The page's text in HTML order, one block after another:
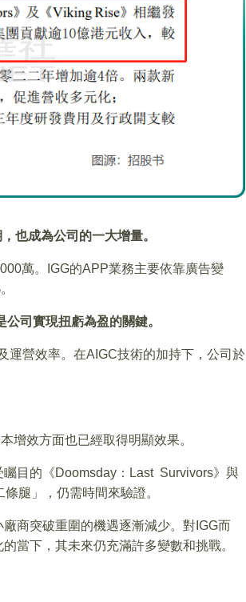
也成為公司的一大增量。
萬。IGG的APP業務主要依靠廣告變
司實現扭虧為盈的關鍵。
運營效率。在AIGC技術的加持下，公司於
增效方面也已經取得明顯效果。
目的《Doomsday：Last Survivors》與
腿」，仍需時間來驗證。
商突破重圍的機遇逐漸減少。對IGG而
當下，其未來仍充滿許多變數和挑戰。